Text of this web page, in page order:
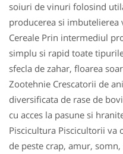
soiuri de vinuri folosind
producerea si imbutelierea
Cereale Prin intermediul
simplu si rapid toate
sfecla de zahar, floarea
Zootehnie Crescatorii de
diversificata de rase de
cu acces la pasune si
Piscicultura Piscicultorii va
de peste crap, amur,